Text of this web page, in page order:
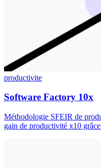
productivite
Software Factory 10x
Méthodologie SFEIR de
gain de productivité x10